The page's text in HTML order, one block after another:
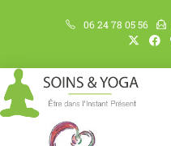
06 24 78 05 56